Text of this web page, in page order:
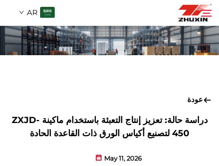
AR
الشركة
عودة
دراسة حالة: تعزيز إنتاج التعبئة باستخدام ماكينة ZXJD-
450 لتصنيع أكياس الورق ذات القاعدة الحادة
May 11, 2026